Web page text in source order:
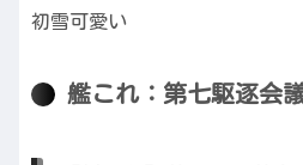
初雪可愛い
艦これ：第七駆逐会